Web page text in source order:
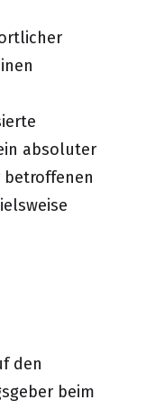
absoluter
betroffenen
den
beim